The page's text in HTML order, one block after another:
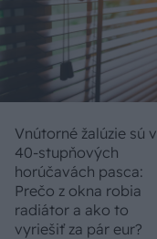
Vnútorné žalúzie sú v
40-stupňových
horúčavách pasca:
Prečo z okna robia
radiátor a ako to
vyriešiť za pár eur?